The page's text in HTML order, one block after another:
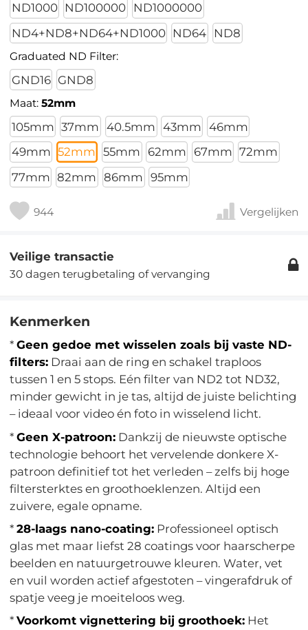
ND1000 ND100000
ND1000000
ND4+ND8+ND64+ND1000
ND64 ND8
Graduated ND Filter:
GND16 GND8
Maat:52mm
105mm 37mm 40.5mm 43mm 46mm
49mm 52mm 55mm 62mm 67mm 72mm
77mm 82mm 86mm 95mm
944 Vergelijken
Veilige transactie
30 dagen terugbetaling of vervanging
Kenmerken
*Geen gedoe met wisselen zoals bij vaste ND-
filters: Draai aan de ring en schakel traploos
tussen 1 en 5 stops. Eén filter van ND2 tot ND32,
minder gewicht in je tas, altijd de juiste belichting
– ideaal voor video én foto in wisselend licht.
*Geen X-patroon: Dankzij de nieuwste optische
technologie behoort het vervelende donkere X-
patroon definitief tot het verleden – zelfs bij hoge
filtersterktes en groothoeklenzen. Altijd een
zuivere, egale opname.
*28-laags nano-coating: Professioneel optisch
glas met maar liefst 28 coatings voor haarscherpe
beelden en natuurgetrouwe kleuren. Water, vet
en vuil worden actief afgestoten – vingerafdruk of
spatje veeg je moeiteloos weg.
*Voorkomt vignettering bij groothoek: Het